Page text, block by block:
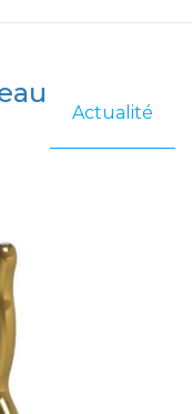
Actualité